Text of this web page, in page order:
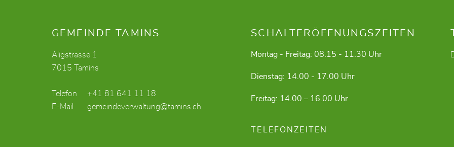
GEMEINDE TAMINS
Aligstrasse 1
7015 Tamins
Telefon
+41 81 641 11 18
E-Mail
gemeindeverwaltung@tamins.ch
SCHALTERÖFFNUNGSZEITEN
Montag - Freitag: 08.15 - 11.30 Uhr
Dienstag: 14.00 - 17.00 Uhr
Freitag: 14.00 – 16.00 Uhr
TELEFONZEITEN